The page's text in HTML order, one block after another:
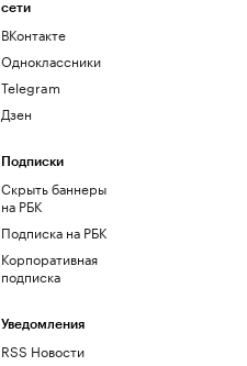
сети
ВКонтакте
Одноклассники
Telegram
Дзен
Подписки
Скрыть баннеры
на РБК
Подписка на РБК
Корпоративная
подписка
Уведомления
RSS Новости